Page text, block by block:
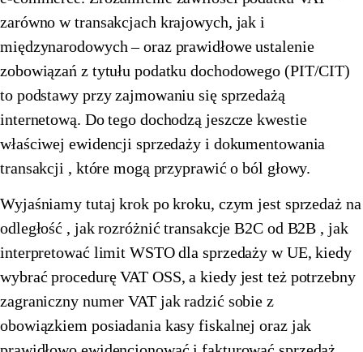
Finlandia
🇫🇷 Francja
🇪🇱
🇪🇸 Hiszpania
🇳🇱
🇱🇹 Litwa
🇱🇺 Luksemburg
🇱🇻
🇲🇹 Malta
🇫🇮 Finlandia
🇫🇷 Francja
🇪🇱 Grecja
🇪🇸 Hiszpania
🇮🇪 Irlandia
🇱🇹 Litwa
🇱🇻 Łotwa
zarówno w transakcjach krajowych, jak i
międzynarodowych – oraz prawidłowe ustalenie
zobowiązań z tytułu podatku dochodowego (PIT/CIT)
to podstawy przy zajmowaniu się sprzedażą
internetową. Do tego dochodzą jeszcze kwestie
właściwej ewidencji sprzedaży i dokumentowania
transakcji , które mogą przyprawić o ból głowy.
Wyjaśniamy tutaj krok po kroku, czym jest sprzedaż na
odległość , jak rozróżnić transakcje B2C od B2B , jak
interpretować limit WSTO dla sprzedaży w UE, kiedy
wybrać procedurę VAT OSS, a kiedy jest też potrzebny
zagraniczny numer VAT jak radzić sobie z
obowiązkiem posiadania kasy fiskalnej oraz jak